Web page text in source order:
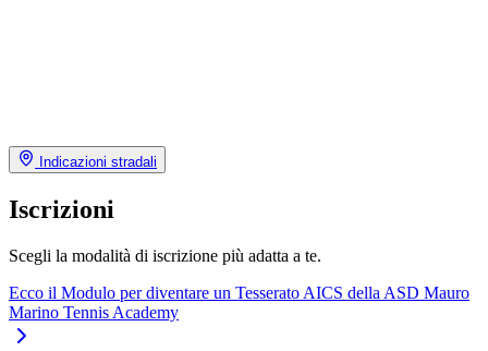
Indicazioni stradali
Iscrizioni
Scegli la modalità di iscrizione più adatta a te.
Ecco il Modulo per diventare un Tesserato AICS della ASD Mauro
Marino Tennis Academy